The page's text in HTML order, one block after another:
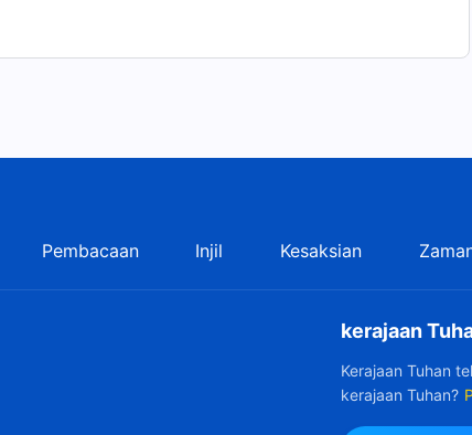
Pembacaan Injil Kesaksian
kerajaan
Kerajaan Tuhan
kerajaan Tuhan?